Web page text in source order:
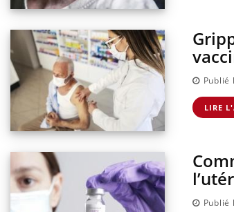
Publié
LIRE
Publié